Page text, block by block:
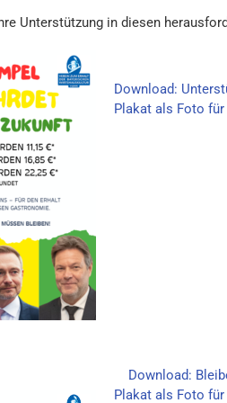
Unterstützung in diesen
Download:
Plakat als Foto
Download:
Plakat als Foto